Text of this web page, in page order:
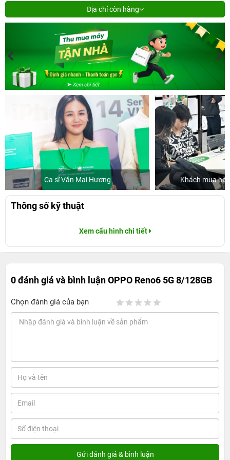
Địa chỉ còn hàng
Ca sĩ Văn Mai Hương Khách mua
Thông số kỹ thuật
Xem cấu hình chi tiết
0 đánh giá và bình luậnOPPO Reno6 5G 8/128GB
Chọn đánh giá của bạn